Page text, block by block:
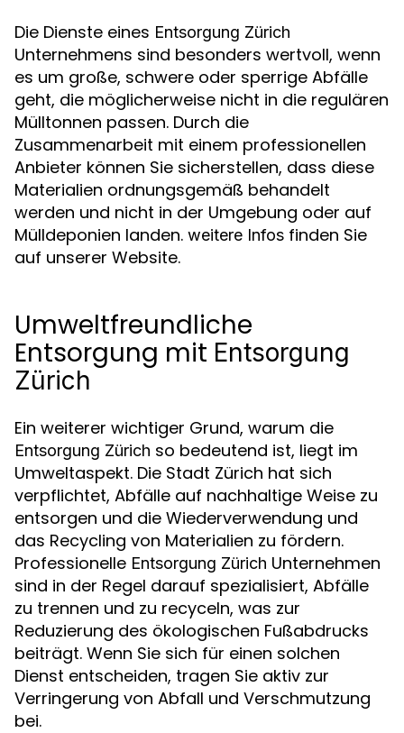
Die Dienste eines Entsorgung Zürich
Unternehmens sind besonders wertvoll, wenn
es um große, schwere oder sperrige Abfälle
geht, die möglicherweise nicht in die regulären
Mülltonnen passen. Durch die
Zusammenarbeit mit einem professionellen
Anbieter können Sie sicherstellen, dass diese
Materialien ordnungsgemäß behandelt
werden und nicht in der Umgebung oder auf
Mülldeponien landen. weitere Infos finden Sie
auf unserer Website.
Umweltfreundliche
Entsorgung mit Entsorgung
Zürich
Ein weiterer wichtiger Grund, warum die
Entsorgung Zürich so bedeutend ist, liegt im
Umweltaspekt. Die Stadt Zürich hat sich
verpflichtet, Abfälle auf nachhaltige Weise zu
entsorgen und die Wiederverwendung und
das Recycling von Materialien zu fördern.
Professionelle Entsorgung Zürich Unternehmen
sind in der Regel darauf spezialisiert, Abfälle
zu trennen und zu recyceln, was zur
Reduzierung des ökologischen Fußabdrucks
beiträgt. Wenn Sie sich für einen solchen
Dienst entscheiden, tragen Sie aktiv zur
Verringerung von Abfall und Verschmutzung
bei.